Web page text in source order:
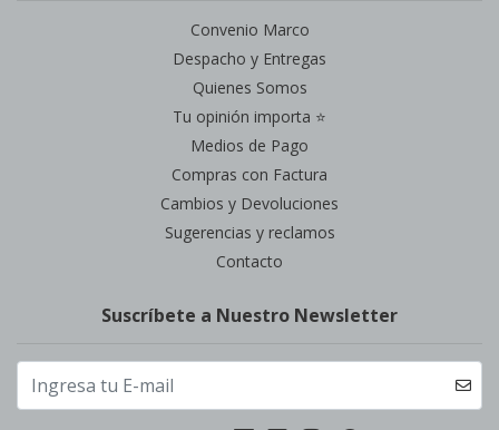
Convenio Marco
Despacho y Entregas
Quienes Somos
Tu opinión importa ⭐
Medios de Pago
Compras con Factura
Cambios y Devoluciones
Sugerencias y reclamos
Contacto
Suscríbete a Nuestro Newsletter